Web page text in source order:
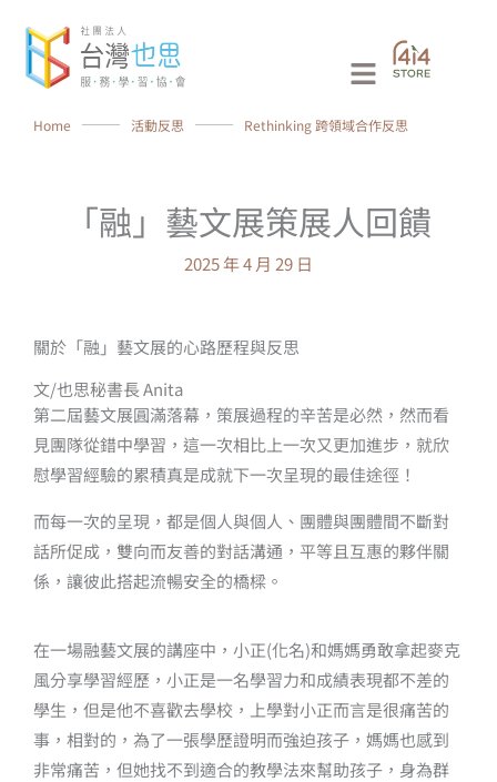
Main
Menu
Home ⸻ 活動反思 ⸻ Rethinking 跨領域合作反思
「融」藝文展策展人回饋
2025 年 4 月 29 日
關於「融」藝文展的心路歷程與反思
文/也思秘書長 Anita
第二屆藝文展圓滿落幕，策展過程的辛苦是必然，然而看
見團隊從錯中學習，這一次相比上一次又更加進步，就欣
慰學習經驗的累積真是成就下一次呈現的最佳途徑！
而每一次的呈現，都是個人與個人、團體與團體間不斷對
話所促成，雙向而友善的對話溝通，平等且互惠的夥伴關
係，讓彼此搭起流暢安全的橋樑。
在一場融藝文展的講座中，小正(化名)和媽媽勇敢拿起麥克
風分享學習經歷，小正是一名學習力和成績表現都不差的
學生，但是他不喜歡去學校，上學對小正而言是很痛苦的
事，相對的，為了一張學歷證明而強迫孩子，媽媽也感到
非常痛苦，但她找不到適合的教學法來幫助孩子，身為群